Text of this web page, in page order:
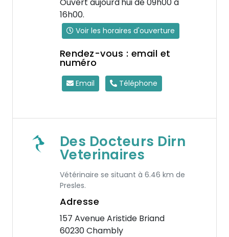
16h00.
Voir les horaires d'ouverture
Rendez-vous : email et
numéro
Email Téléphone
Des Docteurs Dirn
Veterinaires
Vétérinaire se situant à 6.46 km de
Presles.
Adresse
157 Avenue Aristide Briand
60230 Chambly